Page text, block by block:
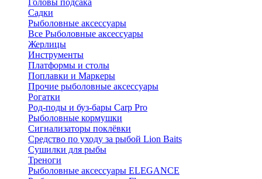
Головы подсака
Садки
Рыболовные аксессуары
Все Рыболовные аксессуары
Жерлицы
Инструменты
Платформы и столы
Поплавки и Маркеры
Прочие рыболовные аксессуары
Рогатки
Род-поды и буз-бары Carp Pro
Рыболовные кормушки
Сигнализаторы поклёвки
Средство по уходу за рыбой Lion Baits
Сушилки для рыбы
Треноги
Рыболовные аксессуары ELEGANCE